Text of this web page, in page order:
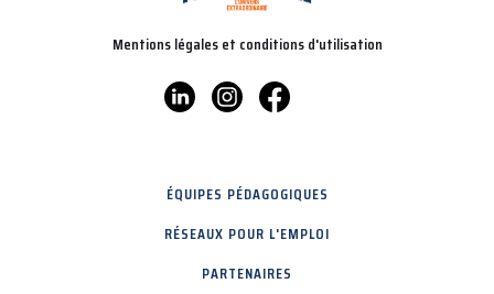
Mentions légales et conditions d'utilisation
ÉQUIPES PÉDAGOGIQUES
RÉSEAUX POUR L'EMPLOI
PARTENAIRES